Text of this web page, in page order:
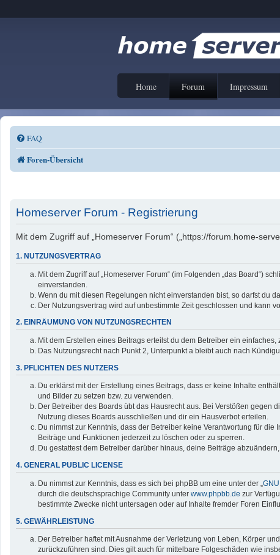
Home Forum Impressum
FAQ
Foren-Übersicht
Homeserver Forum - Registrierung
Mit dem Zugriff auf „Homeserver Forum“ („https://forum.home-
1. NUTZUNGSVERTRAG
Mit dem Zugriff auf „Homeserver Forum“ (im Folgenden „das Board“)
einverstanden.
Wenn du mit diesen Regelungen nicht einverstanden bist, so darfst du
Der Nutzungsvertrag wird auf unbestimmte Zeit geschlossen und kann
2. EINRÄUMUNG VON NUTZUNGSRECHTEN
Mit dem Erstellen eines Beitrags erteilst du dem Betreiber ein
Das Nutzungsrecht nach Punkt 2, Unterpunkt a bleibt auch nach
3. PFLICHTEN DES NUTZERS
Du erklärst mit der Erstellung eines Beitrags, dass er keine Inhalte
und Bilder zu setzen bzw. zu verwenden.
Der Betreiber des Boards übt das Hausrecht aus. Bei Verstößen
Nutzung dieses Boards ausschließen und dir ein Hausverbot erteilen.
Du nimmst zur Kenntnis, dass der Betreiber keine Verantwortung für
Beiträge und Funktionen jederzeit zu löschen oder zu sperren.
Du gestattest dem Betreiber darüber hinaus, deine Beiträge
4. GENERAL PUBLIC LICENSE
Du nimmst zur Kenntnis, dass es sich bei phpBB um eine unter der „
durch die deutschsprachige Community unter www.phpbb.de zur
bestimmte Zwecke nicht untersagen oder auf Inhalte fremder Foren
5. GEWÄHRLEISTUNG
Der Betreiber haftet mit Ausnahme der Verletzung von Leben, Körper
zurückzuführen sind. Dies gilt auch für mittelbare Folgeschäden wie